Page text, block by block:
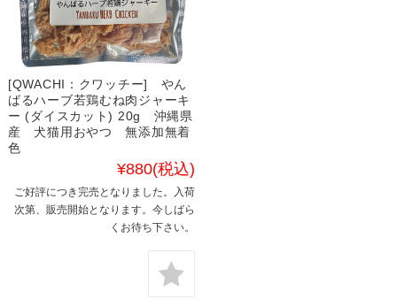
[QWACHI：クワッチー] やん
ばるハーブ若鶏むね肉ジャーキ
ー (ダイスカット) 20g 沖縄県
産 犬猫用おやつ 無添加無着
色
¥880(税込)
ご好評につき完売となりました。入荷
次第、販売開始となります。今しばら
くお待ち下さい。